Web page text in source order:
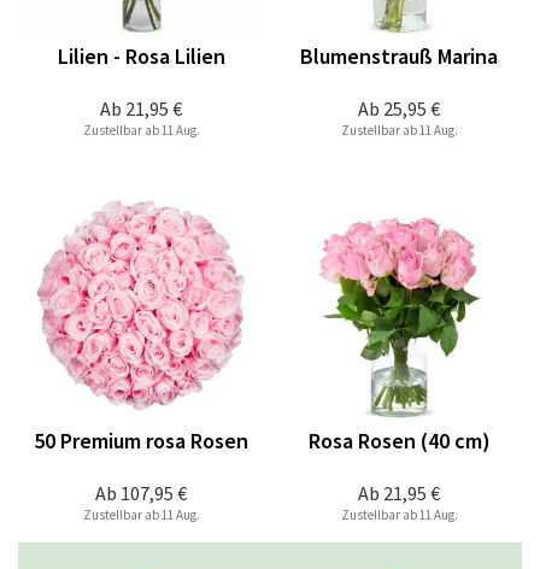
Ab 21,95 €
Lilien - Rosa Lilien
Zustellbar ab 11 Aug.
Ab 25,95 €
Blumenstrauß Marina
Zustellbar ab 11 Aug.
Ab 107,95 €
50 Premium rosa Rosen
Zustellbar ab 11 Aug.
Ab 21,95 €
Rosa Rosen (40 cm)
Zustellbar ab 11 Aug.